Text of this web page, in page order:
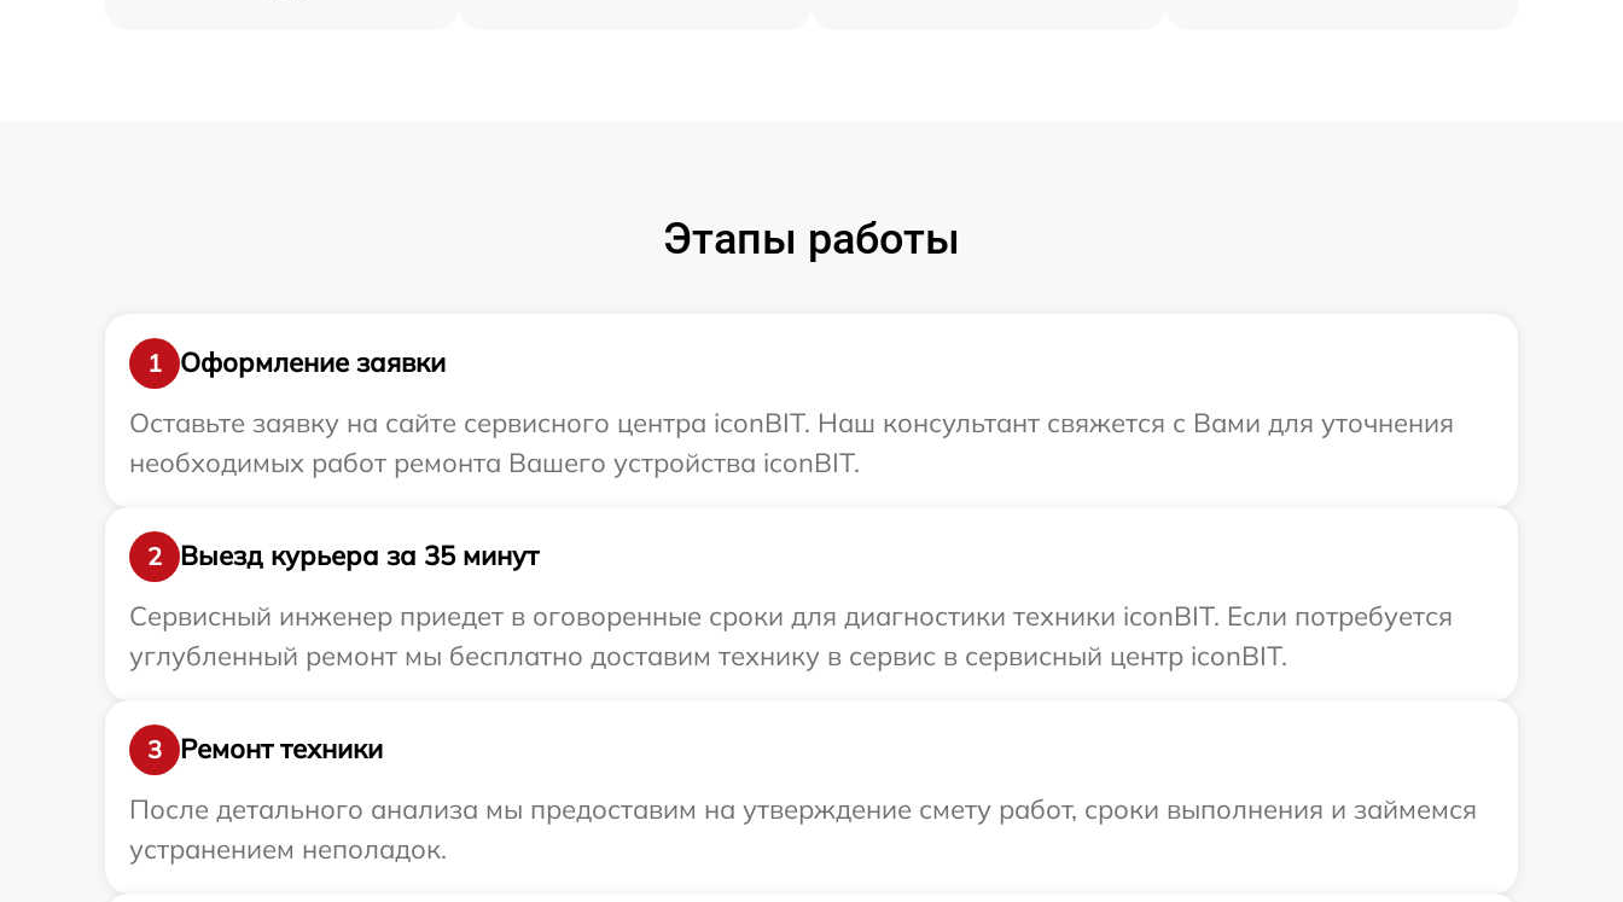
Этапы работы
1
Оформление заявки
Оставьте заявку на сайте сервисного центра iconBIT. Наш консультант свяжется с Вами для уточнения
необходимых работ ремонта Вашего устройства iconBIT.
2
Выезд курьера за 35 минут
Сервисный инженер приедет в оговоренные сроки для диагностики техники iconBIT. Если потребуется
углубленный ремонт мы бесплатно доставим технику в сервис в сервисный центр iconBIT.
3
Ремонт техники
После детального анализа мы предоставим на утверждение смету работ, сроки выполнения и займемся
устранением неполадок.